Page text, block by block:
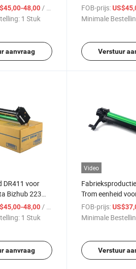
7535 7545
48,00 / Stuk
1 Stuk
aanvraag
C280 C360
FOB-prijs:
Minimale
Verstuur
DR411 voor
Bizhub 223
48,00/ Stuk
1 Stuk
aanvraag
Video
Trom eenheid
237/256L/265/
Copier
FOB-prijs:
Minimale
Verstuur